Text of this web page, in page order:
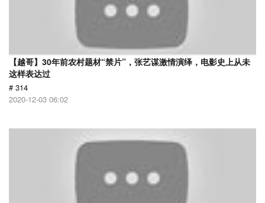
【越哥】30年前农村题材“禁片”，张艺谋激情演绎，电影史上从未
这样表达过
# 314
2020-12-03 06:02